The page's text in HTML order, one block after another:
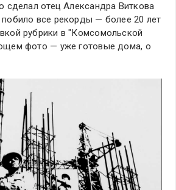
сделал отец Александра Виткова
все рекорды — более 20 лет
рубрики в "Комсомольской
фото — уже готовые дома, о